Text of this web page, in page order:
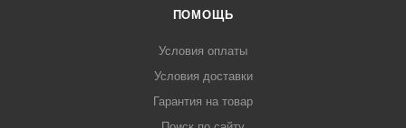
ПОМОЩЬ
Условия оплаты
Условия доставки
Гарантия на товар